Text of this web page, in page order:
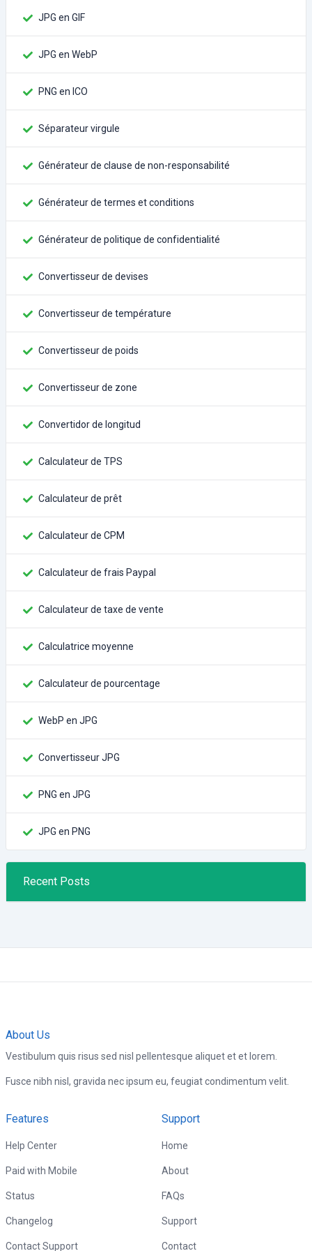
JPG en GIF
JPG en WebP
PNG en ICO
Séparateur virgule
Générateur de clause de non-responsabilité
Générateur de termes et conditions
Générateur de politique de confidentialité
Convertisseur de devises
Convertisseur de température
Convertisseur de poids
Convertisseur de zone
Convertidor de longitud
Calculateur de TPS
Calculateur de prêt
Calculateur de CPM
Calculateur de frais Paypal
Calculateur de taxe de vente
Calculatrice moyenne
Calculateur de pourcentage
WebP en JPG
Convertisseur JPG
PNG en JPG
JPG en PNG
Recent Posts
About Us
Vestibulum quis risus sed nisl pellentesque aliquet et et lorem.
Fusce nibh nisl, gravida nec ipsum eu, feugiat condimentum velit.
Features
Help Center
Paid with Mobile
Status
Changelog
Contact Support
Support
Home
About
FAQs
Support
Contact